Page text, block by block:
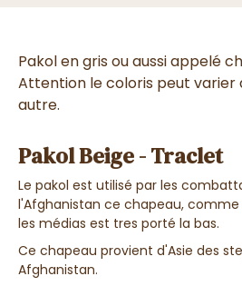
Pakol en gris ou aussi appelé
Attention le coloris peut varier
autre.
Pakol Beige - Traclet
Le pakol est utilisé par les
l'Afghanistan ce chapeau, comme
les médias est tres porté la bas.
Ce chapeau provient d'Asie des
Afghanistan.